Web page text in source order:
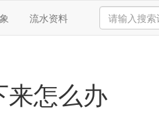
流水资料
来怎么办